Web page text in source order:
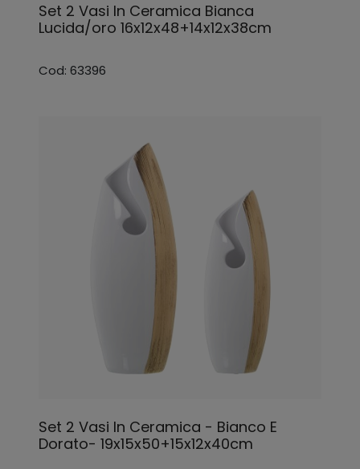
Set 2 Vasi In Ceramica Bianca
Lucida/oro 16x12x48+14x12x38cm
Cod: 63396
Set 2 Vasi In Ceramica - Bianco E
Dorato- 19x15x50+15x12x40cm